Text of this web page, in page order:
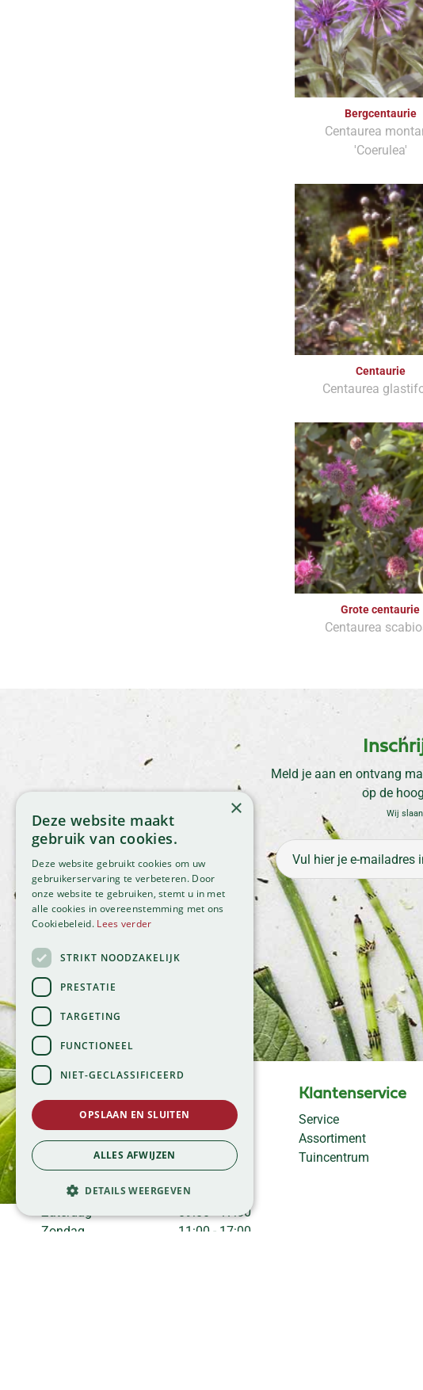
Bergcentaurie
Centaurea
'Coerulea'
Centaurie
Centaurea
Grote centaurie
Centaurea
Meld je aan en ontvang
op de
Wij
Maandag
09:00 - 18:00
Woensdag
09:00 - 18:00
Donderdag
09:00 - 18:00
Vrijdag
09:00 - 18:00
09:00 - 17:00
Zondag
11:00 - 17:00
Klantenservice
Service
Assortiment
Tuincentrum
×
Deze website maakt
gebruik van cookies.
Deze website gebruikt cookies om uw
gebruikerservaring te verbeteren. Door
onze website te gebruiken, stemt u in met
alle cookies in overeenstemming met ons
Cookiebeleid. Lees verder
STRIKT NOODZAKELIJK
PRESTATIE
TARGETING
FUNCTIONEEL
NIET-GECLASSIFICEERD
OPSLAAN EN SLUITEN
ALLES AFWIJZEN
DETAILS WEERGEVEN